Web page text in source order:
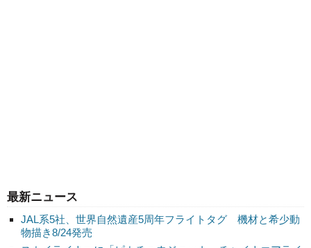
最新ニュース
JAL系5社、世界自然遺産5周年フライトタグ 機材と希少動
物描き8/24発売